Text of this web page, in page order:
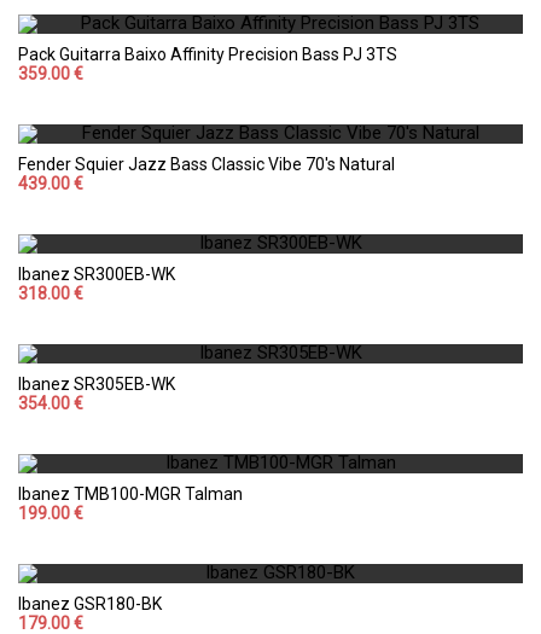
Pack Guitarra Baixo Affinity Precision Bass PJ 3TS
359.00 €
Fender Squier Jazz Bass Classic Vibe 70's Natural
439.00 €
Ibanez SR300EB-WK
318.00 €
Ibanez SR305EB-WK
354.00 €
Ibanez TMB100-MGR Talman
199.00 €
Ibanez GSR180-BK
179.00 €